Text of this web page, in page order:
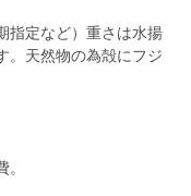
指定など）重さは水揚
。天然物の為殻にフジ